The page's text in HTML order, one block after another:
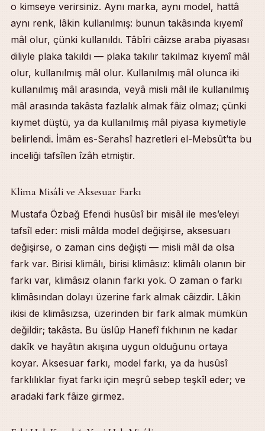
o kimseye verirsiniz. Aynı marka, aynı model, hattâ
aynı renk, lâkin kullanılmış: bunun takâsında kıyemî
mâl olur, çünki kullanıldı. Tâbîri câizse araba piyasası
diliyle plaka takıldı — plaka takılır takılmaz kıyemî mâl
olur, kullanılmış mâl olur. Kullanılmış mâl olunca iki
kullanılmış mâl arasında, veyâ misli mâl ile kullanılmış
mâl arasında takâsta fazlalık almak fâiz olmaz; çünki
kıymet düştü, ya da kullanılmış mâl piyasa kıymetiyle
belirlendi. İmâm es-Serahsî hazretleri el-Mebsût’ta bu
inceliği tafsîlen îzâh etmiştir.
Klima Misâli ve Aksesuar Farkı
Mustafa Özbağ Efendi husûsî bir misâl ile mes’eleyi
tafsîl eder: misli mâlda model değişirse, aksesuarı
değişirse, o zaman cins değişti — misli mâl da olsa
fark var. Birisi klimâlı, birisi klimâsız: klimâlı olanın bir
farkı var, klimâsız olanın farkı yok. O zaman o farkı
klimâsından dolayı üzerine fark almak câizdir. Lâkin
ikisi de klimâsızsa, üzerinden bir fark almak mümkün
değildir; takâsta. Bu üslûp Hanefî fıkhının ne kadar
dakîk ve hayâtın akışına uygun olduğunu ortaya
koyar. Aksesuar farkı, model farkı, ya da husûsî
farklılıklar fiyat farkı için meşrû sebep teşkîl eder; ve
aradaki fark fâize girmez.